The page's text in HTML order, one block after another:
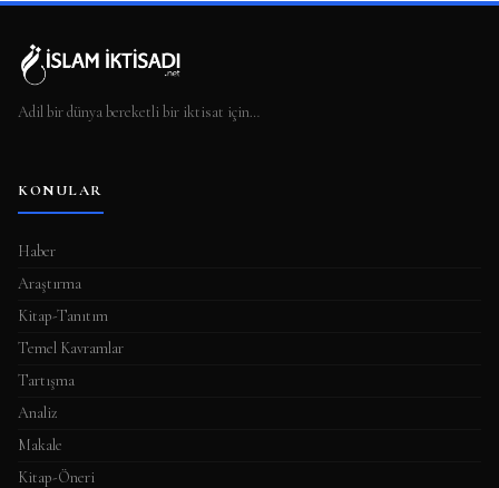
Adil bir dünya bereketli bir iktisat için…
KONULAR
Haber
Araştırma
Kitap-Tanıtım
Temel Kavramlar
Tartışma
Analiz
Makale
Kitap-Öneri